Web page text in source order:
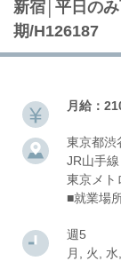
新宿│平日の
期/H126187
月給：
東京都渋
JR山手
東京メト
■就業場
週5
月, 火,